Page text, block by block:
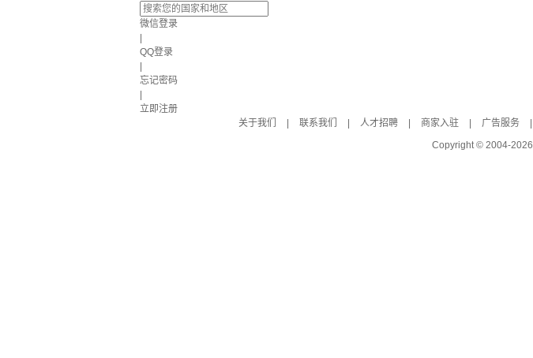
微信登录
QQ登录
忘记密码
立即注册
关于我们
联系我们 人才招聘 商家入驻 广告服务
Copyright © 2004-2026